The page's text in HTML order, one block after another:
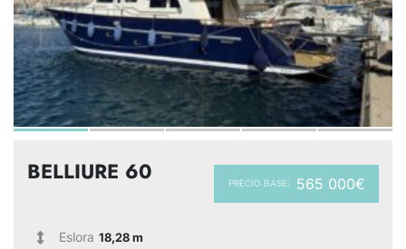
PRECIO BASE: 565 000€
BELLIURE 60
Eslora 18,28 m